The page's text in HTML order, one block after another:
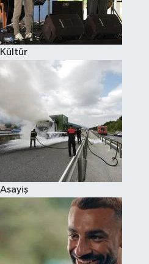
Kültür
Asayiş
Spor
Eğitim
Hava Durumu
Kadın
Kim kimdir?
Kültür Sanat